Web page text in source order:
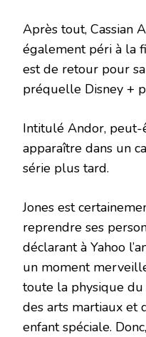
Après tout, Cassian
également péri à la
est de retour pour
préquelle Disney +
Intitulé Andor,
apparaître dans un
série plus tard.
Jones est
reprendre ses
déclarant à Yahoo
un moment
toute la physique du
des arts martiaux et
enfant spéciale.